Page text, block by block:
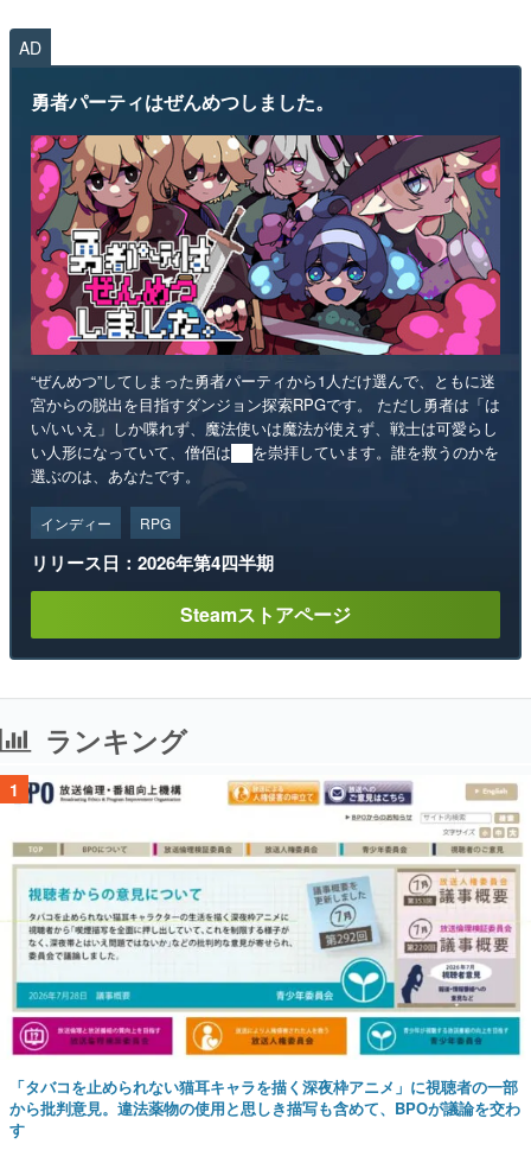
AD
勇者パーティはぜんめつしました。
“ぜんめつ”してしまった勇者パーティから1人だけ選んで、ともに迷
宮からの脱出を目指すダンジョン探索RPGです。 ただし勇者は「は
い/いいえ」しか喋れず、魔法使いは魔法が使えず、戦士は可愛らし
い人形になっていて、僧侶は██を崇拝しています。誰を救うのかを
選ぶのは、あなたです。
インディー RPG
リリース日：2026年第4四半期
Steamストアページ
ランキング
1
「タバコを止められない猫耳キャラを描く深夜枠アニメ」に視聴者の一部
から批判意見。違法薬物の使用と思しき描写も含めて、BPOが議論を交わ
す